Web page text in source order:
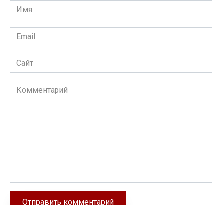
Имя
Email
Сайт
Комментарий